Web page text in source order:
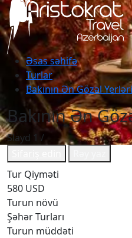
Əsas səhifə
Turlar
Bakının Ən Gözəl Yerləri
Bakının Ən
Slayd 1 /
Tur Qiyməti
580 USD
Turun növü
Şəhər Turları
Turun müddəti